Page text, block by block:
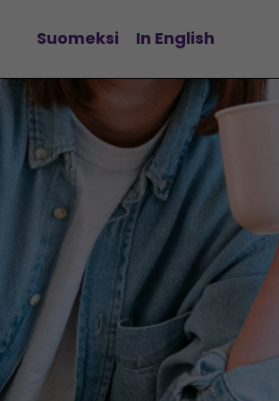
Vaihda kieltä
Suomeksi In English